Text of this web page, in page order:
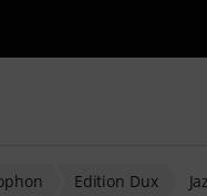
mit Suchwort
Edition Dux